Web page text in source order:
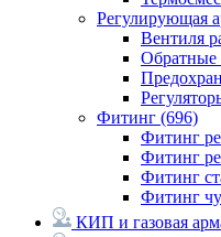
Регулирующая
Вентиля
Обратные
Фитинг (696)
Фитинг
Фитинг
Фитинг
Фитинг
КИП и газовая